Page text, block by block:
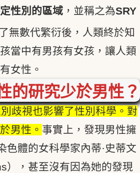
性別的區域 ，並稱之為SRY
無數代繁衍後，人類終於知
當中有男孩有女孩，讓人類
女性。
的研究少於男性？
歧視也影響了性別科學。對
男性。 事實上，發現男性擁
色體的女科學家內蒂·史蒂文
），甚至沒有因為她的發現